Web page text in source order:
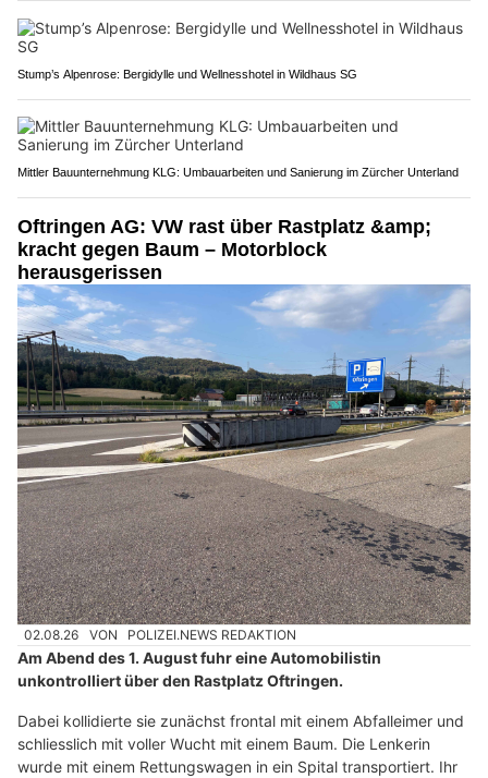
Stump’s Alpenrose: Bergidylle und Wellnesshotel in Wildhaus SG
Mittler Bauunternehmung KLG: Umbauarbeiten und Sanierung im Zürcher Unterland
Oftringen AG: VW rast über Rastplatz &amp;
kracht gegen Baum – Motorblock
herausgerissen
02.08.26 VON POLIZEI.NEWS REDAKTION
Am Abend des 1. August fuhr eine Automobilistin
unkontrolliert über den Rastplatz Oftringen.
Dabei kollidierte sie zunächst frontal mit einem Abfalleimer und
schliesslich mit voller Wucht mit einem Baum. Die Lenkerin
wurde mit einem Rettungswagen in ein Spital transportiert. Ihr